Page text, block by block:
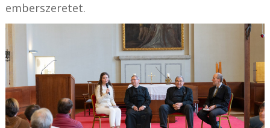
emberszeretet.